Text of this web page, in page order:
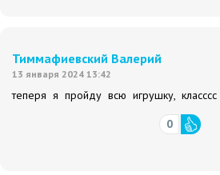
Тиммафиевский Валерий
13 января 2024 13:42
теперя я пройду всю игрушку, класссс
0